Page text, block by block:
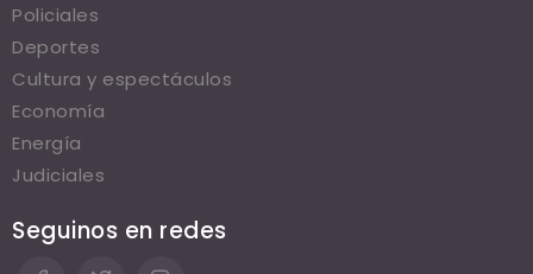
Policiales
Deportes
Cultura y espectáculos
Economía
Energía
Judiciales
Seguinos en redes